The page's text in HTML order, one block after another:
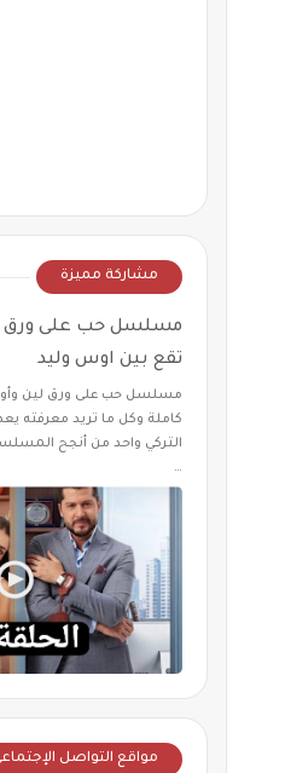
مشاركة مميزة
مسلسل حب على ورق
تقع بين اوس وليد
مسلسل حب على ورق لين
كاملة وكل ما تريد معرفته
التركي واحد من أنجح
…
مواقع التواصل